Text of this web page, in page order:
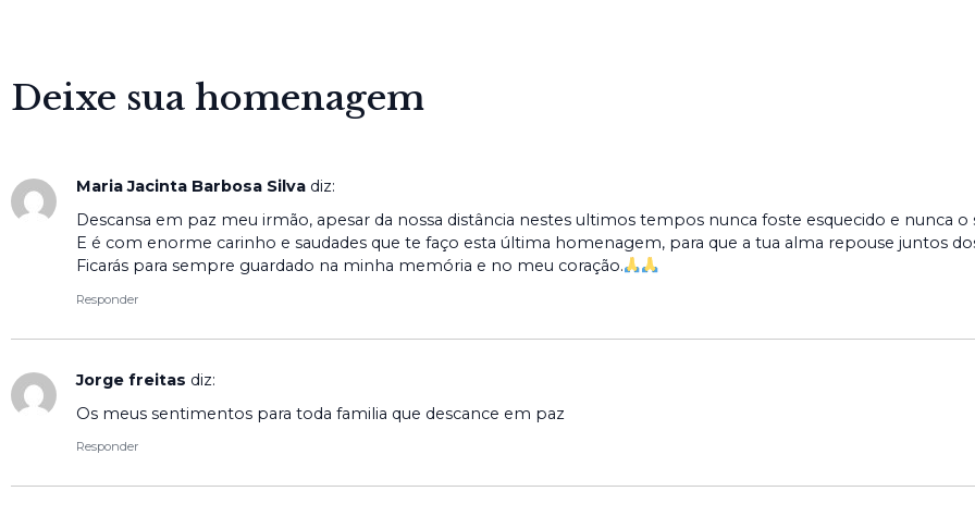
Deixe sua homenagem
Maria Jacinta Barbosa Silva diz:
Descansa em paz meu irmão, apesar da nossa distância nestes ultimos tempos nunca foste esquecido e nunca o
E é com enorme carinho e saudades que te faço esta última homenagem, para que a tua alma repouse juntos
Ficarás para sempre guardado na minha memória e no meu coração.
Responder
Jorge freitas diz:
Os meus sentimentos para toda familia que descance em paz
Responder